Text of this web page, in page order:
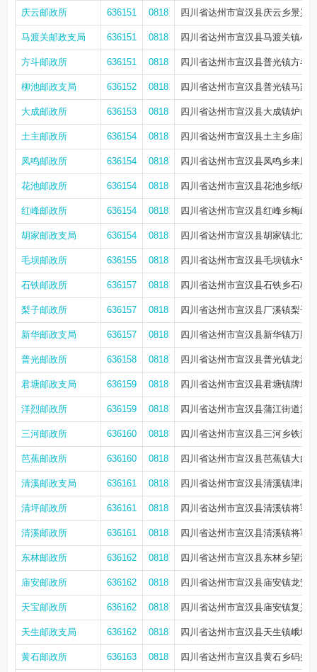
庆云邮政所 636151 0818 四川省达州市宣汉县庆云乡景兴
马渡关邮政支局 636151 0818 四川省达州市宣汉县马渡关镇小
方斗邮政所 636151 0818 四川省达州市宣汉县普光镇方斗
柳池邮政支局 636152 0818 四川省达州市宣汉县普光镇马家
大成邮政所 636153 0818 四川省达州市宣汉县大成镇炉山
土主邮政所 636154 0818 四川省达州市宣汉县土主乡庙潭
凤鸣邮政所 636154 0818 四川省达州市宣汉县凤鸣乡来凤
花池邮政所 636154 0818 四川省达州市宣汉县花池乡纸桥
红峰邮政所 636154 0818 四川省达州市宣汉县红峰乡梅岭
胡家邮政支局 636154 0818 四川省达州市宣汉县胡家镇北龙
毛坝邮政所 636155 0818 四川省达州市宣汉县毛坝镇永宁
石铁邮政所 636157 0818 四川省达州市宣汉县石铁乡石桥
梨子邮政所 636157 0818 四川省达州市宣汉县厂溪镇梨子
新华邮政支局 636157 0818 四川省达州市宣汉县新华镇万胜
普光邮政所 636158 0818 四川省达州市宣汉县普光镇龙江
君塘邮政支局 636159 0818 四川省达州市宣汉县君塘镇牌坊
洋烈邮政所 636159 0818 四川省达州市宣汉县蒲江街道洋
三河邮政所 636160 0818 四川省达州市宣汉县三河乡铁溪
芭蕉邮政所 636160 0818 四川省达州市宣汉县芭蕉镇大白
清溪邮政支局 636161 0818 四川省达州市宣汉县清溪镇津昌
清坪邮政所 636161 0818 四川省达州市宣汉县清溪镇将军
清溪邮政所 636161 0818 四川省达州市宣汉县清溪镇将军
东林邮政所 636162 0818 四川省达州市宣汉县东林乡望江
庙安邮政所 636162 0818 四川省达州市宣汉县庙安镇龙安
天宝邮政所 636162 0818 四川省达州市宣汉县庙安镇复兴
天生邮政支局 636162 0818 四川省达州市宣汉县天生镇峨城
黄石邮政所 636163 0818 四川省达州市宣汉县黄石乡码头